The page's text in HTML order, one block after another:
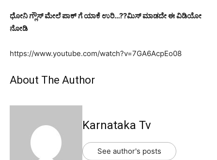
ಧೋನಿ ಗ್ಲೌಸ್ ಮೇಲೆ ಪಾಕ್ ಗೆ ಯಾಕೆ ಉರಿ…??ಮಿಸ್ ಮಾಡದೇ ಈ ವಿಡಿಯೋ
ನೋಡಿ
https://www.youtube.com/watch?v=7GA6AcpEo08
About The Author
Karnataka Tv
See author's posts